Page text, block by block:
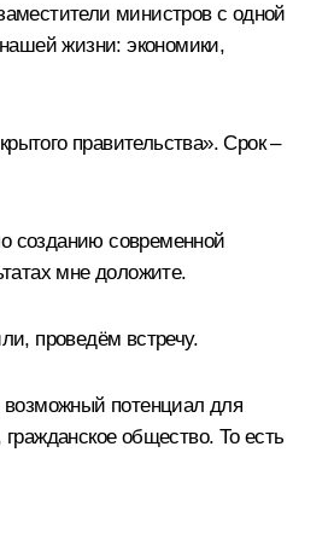
министров с одной
жизни: экономики,
правительства». Срок –
созданию современной
мне доложите.
проведём встречу.
возможный потенциал для
общество. То есть